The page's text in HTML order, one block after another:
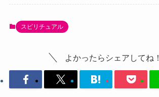
スピリチュアル
よかったらシェアしてね！